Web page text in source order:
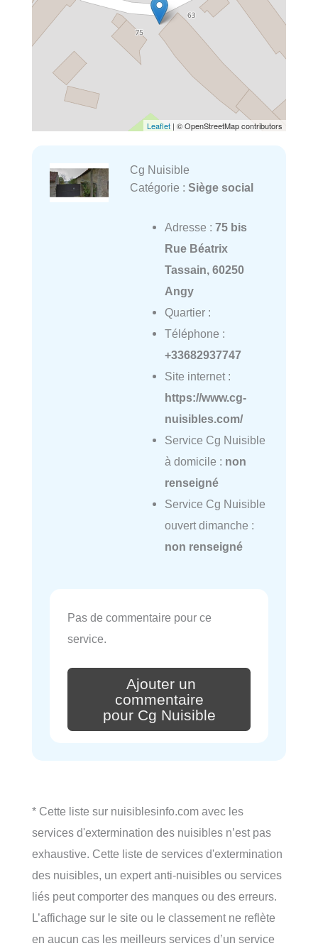
Leaflet | © OpenStreetMap contributors
Cg Nuisible
Catégorie : Siège social
Adresse : 75 bis
Rue Béatrix
Tassain, 60250
Angy
Quartier :
Téléphone :
+33682937747
Site internet :
https://www.cg-
nuisibles.com/
Service Cg Nuisible
à domicile : non
renseigné
Service Cg Nuisible
ouvert dimanche :
non renseigné
Pas de commentaire pour ce
service.
Ajouter un
commentaire
pour Cg Nuisible
* Cette liste sur nuisiblesinfo.com avec les
services d'extermination des nuisibles n’est pas
exhaustive. Cette liste de services d'extermination
des nuisibles, un expert anti-nuisibles ou services
liés peut comporter des manques ou des erreurs.
L’affichage sur le site ou le classement ne reflète
en aucun cas les meilleurs services d’un service